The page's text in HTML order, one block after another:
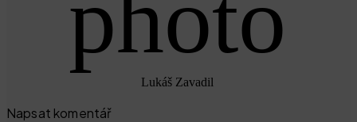
Lukáš Zavadil
Napsat komentář